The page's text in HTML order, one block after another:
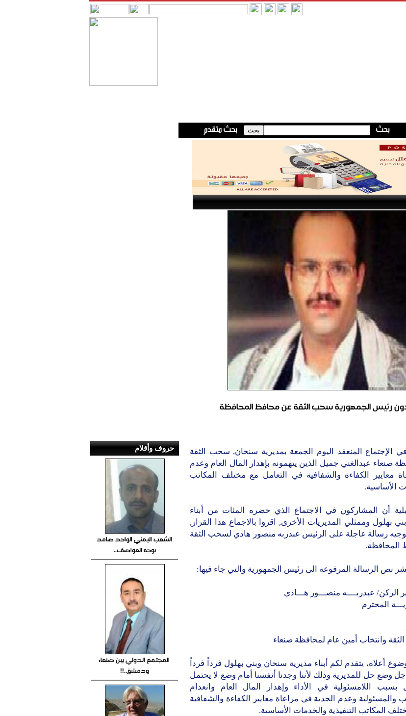
رئيس الجمهورية سحب الثقة عن محافظ المحافظة
الإجتماع المنعقد اليوم الجمعة بمديرية سنحان, سحب الثقة
صنعاء عبدالغني جميل الذين يتهمونه بإهدار المال العام وعدم
معايير الكفاءة والشفافية في التعامل مع مختلف المكاتب
الأساسية.
أن المشاركون في الاجتماع الذي حضره المئات من أبناء
بهلول وممثلي المديريات الأخرى, اقروا بالاجماع هذا القرار,
رسالة عاجلة على الرئيس عبدربه منصور هادي لسحب الثقة
المحافظة.
نص الرسالة المرفوعة الى رئيس الجمهورية والتي جاء فيها:
الركن/ عبدربــــه منصـــور هـــادي
المحترم
وانتخاب أمين عام لمحافظة صنعاء
أعلاه، يتقدم لكم أبناء مديرية سنحان وبني بهلول فرداً فرداً
وضع حل للمديرية وذلك لأننا وجدنا أنفسنا أمام وضع لا يحتمل
اللامسئولية في الأداء وإهدار المال العام وانعدام
والمسئولية وعدم الجدية في مراعاة معايير الكفاءة والشفافية
المكاتب التنفيذية والخدمات الأساسية.
حروف وأقلام
الشعب اليمني الواحد صامد
بوجه العواصف..
المجتمع الدولي بين صنعاء
ودمشق..!!